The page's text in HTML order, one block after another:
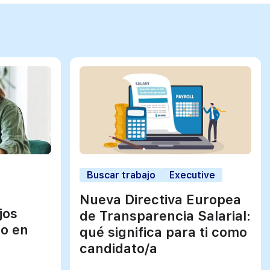
en
Buscar trabajo Executive
Nueva Directiva Europea
de Transparencia Salarial:
qué significa para ti como
candidato/a